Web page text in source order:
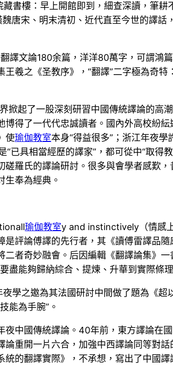
書樓：早上開館即到，細查深讀，筆
唐宋、明末清初、近代直至今世的譯
譯文論180余篇，洋洋80萬字，可謂鴻
羲之《圣教序》，“翻譯”二字極為奇特
掀起了一股深刻研習中國傳統譯論的高
得了一代代忠誠讀者。國內外高校紛
使瑜伽教室本身“得益很多”；浙江年夜
已具相當經歷的譯家”，都可從中“取
羅氏的譯論研討。很多與會學者感歎
生奉為經典。
瑜伽教室y and instinctively（情感
評論傅譯的先行者，其《讀傅雷譯品
者奇妙融會。后因編輯《翻譯論集》
盡能夠歸納綜合、提煉、升華到實際條理
學之邀為其法國研討中間做了題為《
能為手腕”。
中國傳統譯論。40年前，東方譯論在
重開一片六合，加強中西譯論同等對
的翻譯實際》，不承想，寫出了中國譯